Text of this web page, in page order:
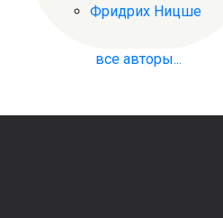
Фридрих Ницше
все авторы...